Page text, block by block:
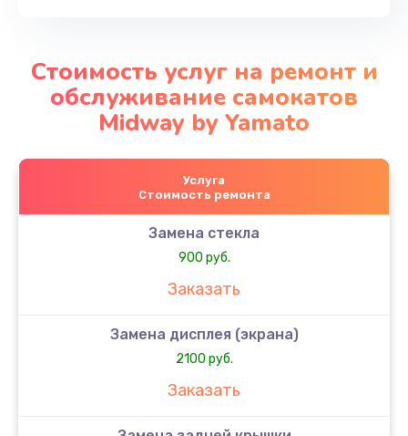
Стоимость услуг на ремонт и
обслуживание самокатов
Midway by Yamato
Услуга
Стоимость ремонта
Замена стекла
900 руб.
Заказать
Замена дисплея (экрана)
2100 руб.
Заказать